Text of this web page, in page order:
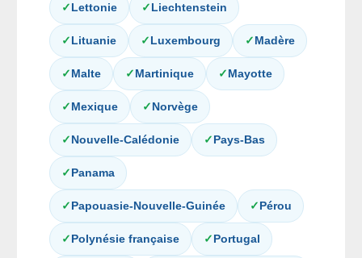
✓Lettonie ✓Liechtenstein
✓Lituanie ✓Luxembourg ✓Madère
✓Malte ✓Martinique ✓Mayotte
✓Mexique ✓Norvège
✓Nouvelle-Calédonie ✓Pays-Bas
✓Panama
✓Papouasie-Nouvelle-Guinée ✓Pérou
✓Polynésie française ✓Portugal